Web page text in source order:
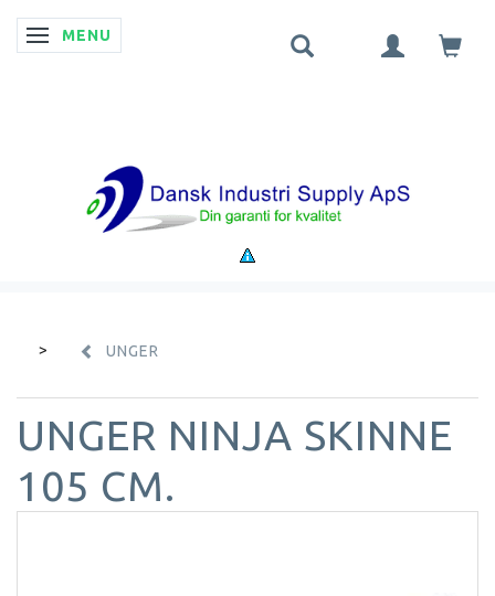
SKIFTE NAVIGATION
MENU
UNGER
UNGER NINJA SKINNE
105 CM.